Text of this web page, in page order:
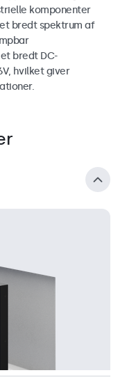
komponenter
bredt spektrum af
bredt DC-
hvilket giver